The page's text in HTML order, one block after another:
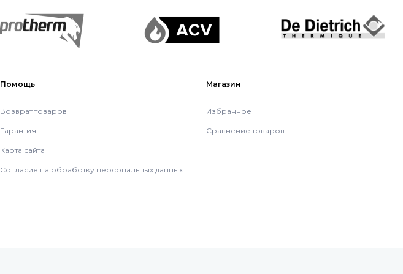
Помощь
Возврат товаров
Гарантия
Карта сайта
Согласие на обработку персональных данных
Магазин
Избранное
Сравнение товаров